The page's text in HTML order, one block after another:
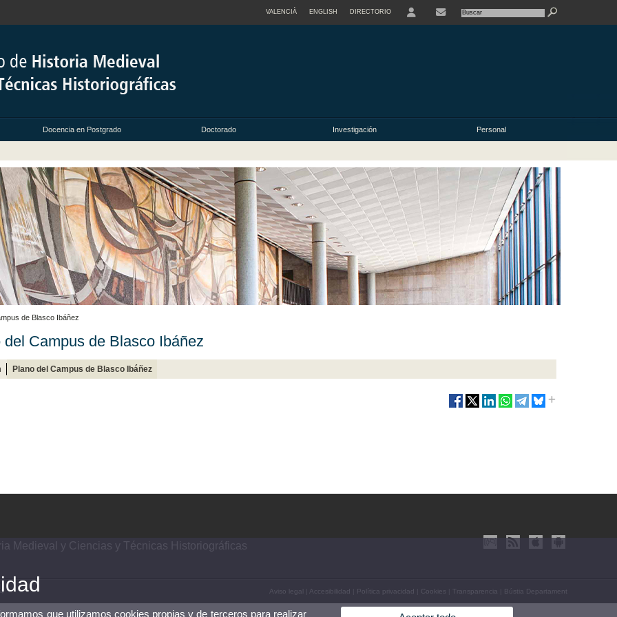
VALENCIÀ ENGLISH DIRECTORIO
Docencia en Postgrado Doctorado Investigación Personal
de Blasco Ibáñez
del Campus de Blasco Ibáñez
Plano del Campus de Blasco Ibáñez
Medieval y Ciencias y Técnicas Historiográficas
Aviso legal Accesibilidad Política privacidad Cookies Transparencia Bústia Departament
que utilizamos cookies propias y de terceros para realizar